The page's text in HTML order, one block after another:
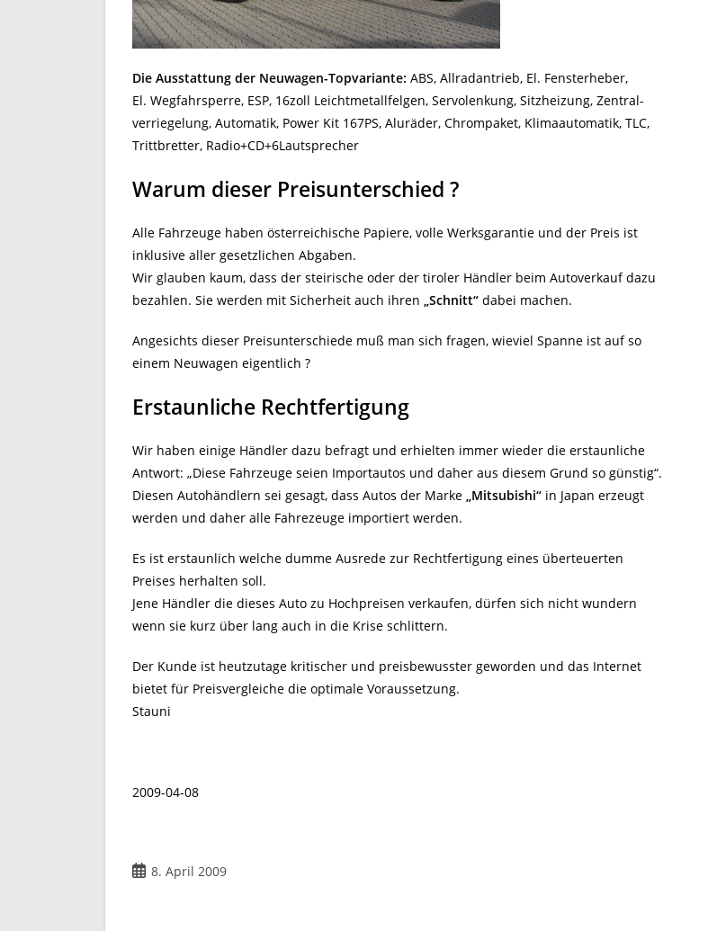
Die Ausstattung der Neuwagen-Topvariante: ABS, Allradantrieb, El. Fensterheber,
El. Wegfahrsperre, ESP, 16zoll Leichtmetallfelgen, Servolenkung, Sitzheizung, Zentral-
verriegelung, Automatik, Power Kit 167PS, Aluräder, Chrompaket, Klimaautomatik, TLC,
Trittbretter, Radio+CD+6Lautsprecher
Warum dieser Preisunterschied ?
Alle Fahrzeuge haben österreichische Papiere, volle Werksgarantie und der Preis ist
inklusive aller gesetzlichen Abgaben.
Wir glauben kaum, dass der steirische oder der tiroler Händler beim Autoverkauf dazu
bezahlen. Sie werden mit Sicherheit auch ihren „Schnitt“ dabei machen.
Angesichts dieser Preisunterschiede muß man sich fragen, wieviel Spanne ist auf so
einem Neuwagen eigentlich ?
Erstaunliche Rechtfertigung
Wir haben einige Händler dazu befragt und erhielten immer wieder die erstaunliche
Antwort: „Diese Fahrzeuge seien Importautos und daher aus diesem Grund so günstig“.
Diesen Autohändlern sei gesagt, dass Autos der Marke „Mitsubishi“ in Japan erzeugt
werden und daher alle Fahrezeuge importiert werden.
Es ist erstaunlich welche dumme Ausrede zur Rechtfertigung eines überteuerten
Preises herhalten soll.
Jene Händler die dieses Auto zu Hochpreisen verkaufen, dürfen sich nicht wundern
wenn sie kurz über lang auch in die Krise schlittern.
Der Kunde ist heutzutage kritischer und preisbewusster geworden und das Internet
bietet für Preisvergleiche die optimale Voraussetzung.
Stauni
2009-04-08
Beitrag8. April 2009